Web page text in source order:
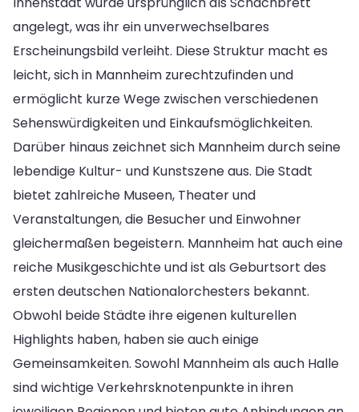
angelegt, was ihr ein unverwechselbares
Erscheinungsbild verleiht. Diese Struktur macht es
leicht, sich in Mannheim zurechtzufinden und
ermöglicht kurze Wege zwischen verschiedenen
Sehenswürdigkeiten und Einkaufsmöglichkeiten.
Darüber hinaus zeichnet sich Mannheim durch seine
lebendige Kultur- und Kunstszene aus. Die Stadt
bietet zahlreiche Museen, Theater und
Veranstaltungen, die Besucher und Einwohner
gleichermaßen begeistern. Mannheim hat auch eine
reiche Musikgeschichte und ist als Geburtsort des
ersten deutschen Nationalorchesters bekannt.
Obwohl beide Städte ihre eigenen kulturellen
Highlights haben, haben sie auch einige
Gemeinsamkeiten. Sowohl Mannheim als auch Halle
sind wichtige Verkehrsknotenpunkte in ihren